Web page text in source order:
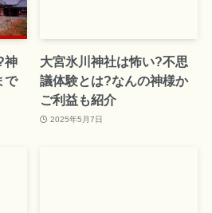
神
で
大宮氷川神社は怖い?不思
議体験とは?なんの神様か
ご利益も紹介
2025年5月7日